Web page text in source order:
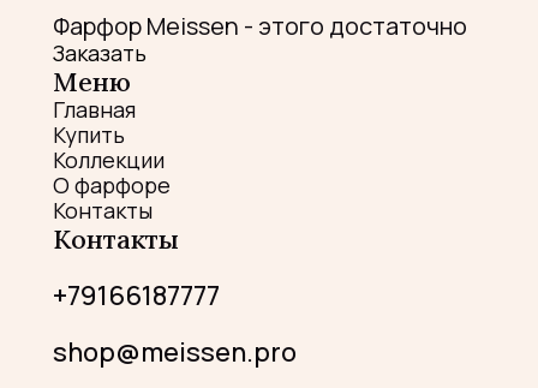
Фарфор Meissen - этого достаточно
Заказать
Меню
Главная
Купить
Коллекции
О фарфоре
Контакты
Контакты
+79166187777
shop@meissen.pro